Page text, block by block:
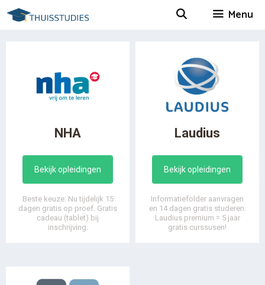
Spring
naar
Menu
NHA
Bekijk opleidingen
Beste keuze: Nu tijdelijk 15
dagen gratis op proef. Gratis
cadeau (tablet) bij
inschrijving.
Laudius
Bekijk opleidingen
Informatiefolder aanvragen
en 14 dagen gratis studeren.
Laudius premium = 5 jaar
gratis curssusen!